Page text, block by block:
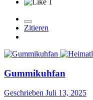
1
Zitieren
Gummikuhfan
Geschrieben Juli 13, 2025